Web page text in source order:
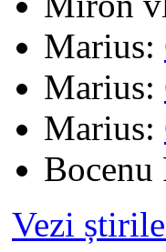
Marius:
Marius:
Marius:
Bocenu
Vezi